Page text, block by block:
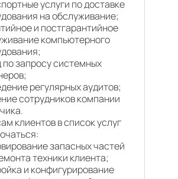
услуги по доставке
на обслуживание;
и постгарантийное
компьютерного
по запросу системных
регулярных аудитов;
сотрудников компании
клиентов в список услуг
запасных частей
техники клиента;
и конфигурирование